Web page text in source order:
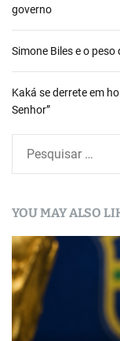
governo
Simone Biles e o
Kaká se derrete em
Senhor”
u
i
s
a
r
p
YOU MAY ALSO